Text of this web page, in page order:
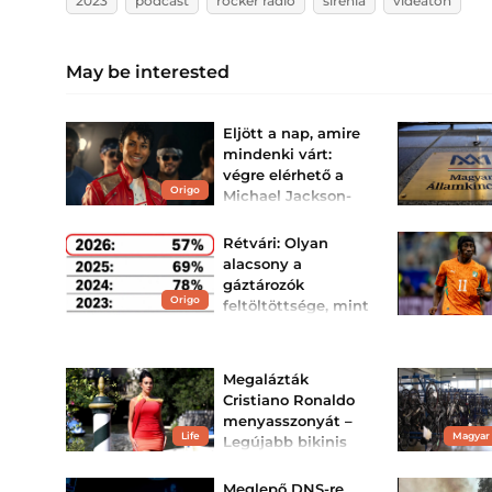
May be interested
Origo
Eljött a nap, amire
mindenki várt:
végre elérhető a
Michael Jackson-
Kész koncertélmény!
Origo
Rétvári: Olyan
alacsony a
gáztározók
feltöltöttsége, mint
ami egyre többe kerül az
országnak – mutatott rá a
KDNP frakcióvezetője.
Life
Megalázták
Cristiano Ronaldo
menyasszonyát –
Legújabb bikinis
tartják Georgina